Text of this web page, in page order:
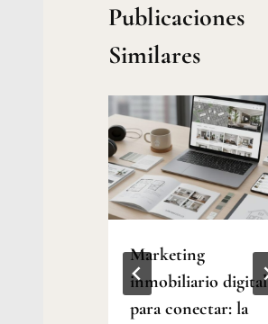
Publicaciones
Similares
Marketing
inmobiliario digital
para conectar: la